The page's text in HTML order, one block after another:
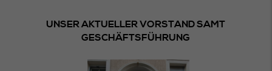
UNSER AKTUELLER VORSTAND SAMT
GESCHÄFTSFÜHRUNG